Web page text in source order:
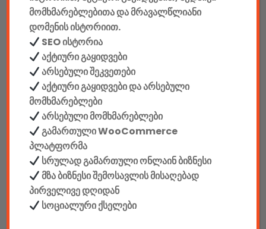
აკკუმულატორები
კაბელები & დამტენები
დისკები
ჩანთები
სეიფები
კონსტრუქტორები
E-mobility
მომხმარებლებითა და მრავალწლიანი
დომენის ისტორიით.
SEO ისტორია
აქტიური გაყიდვები
არსებული შეკვეთები
აქტიური გაყიდვები და არსებული
მომხმარებლები
არსებული მომხმარებლები
გამართული WooCommerce
პლატფორმა
სრულად გამართული ონლაინ ბიზნესი
მზა ბიზნესი შემოსავლის მისაღებად
პირველივე დღიდან
სოციალური ქსელები